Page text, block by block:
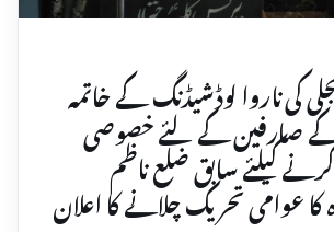
کی ناروا لوڈشیڈنگ کے خاتمہ
کے صارفین کےلئے خصوصی
کیلئے سابق ضلع ناظم
عوامی تحریک چلانے کا اعلان